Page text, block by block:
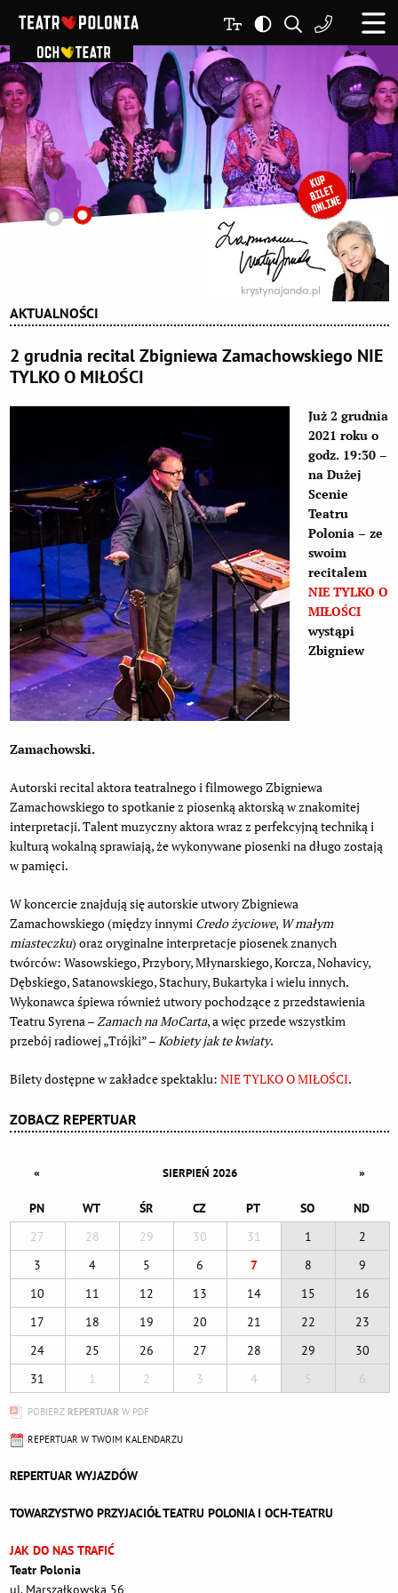
ZOBACZ REPERTUAR
« SIERPIEŃ 2026 »
PN WT ŚR CZ PT SO
ND
27
28 29 30 31 1
2
3
4 5 6 7 8
9
10
11 12 13 14 15
16
17
18 19 20 21 22
23
24
25 26 27 28 29
30
31
1 2 3 4 5 6
POBIERZ REPERTUAR W PDF
REPERTUAR W TWOIM KALENDARZU
REPERTUAR WYJAZDÓW
TOWARZYSTWO PRZYJACIÓŁ TEATRU POLONIA I OCH-TEATRU
JAK DO NAS TRAFIĆ
Teatr Polonia
ul. Marszałkowska 56
AKTUALNOŚCI
2 grudnia recital Zbigniewa Zamachowskiego NIE
TYLKO O MIŁOŚCI
Już 2 grudnia
2021 roku o
godz. 19:30 –
na Dużej
Scenie
Teatru
Polonia – ze
swoim
recitalem
NIE TYLKO O
MIŁOŚCI
wystąpi
Zbigniew
Zamachowski.
Autorski recital aktora teatralnego i filmowego Zbigniewa
Zamachowskiego to spotkanie z piosenką aktorską w znakomitej
interpretacji. Talent muzyczny aktora wraz z perfekcyjną techniką i
kulturą wokalną sprawiają, że wykonywane piosenki na długo zostają
w pamięci.
W koncercie znajdują się autorskie utwory Zbigniewa
Zamachowskiego (między innymi Credo życiowe, W małym
miasteczku) oraz oryginalne interpretacje piosenek znanych
twórców: Wasowskiego, Przybory, Młynarskiego, Korcza, Nohavicy,
Dębskiego, Satanowskiego, Stachury, Bukartyka i wielu innych.
Wykonawca śpiewa również utwory pochodzące z przedstawienia
Teatru Syrena –Zamach na MoCarta, a więc przede wszystkim
przebój radiowej „Trójki” –Kobiety jak te kwiaty.
Bilety dostępne w zakładce spektaklu: NIE TYLKO O MIŁOŚCI.